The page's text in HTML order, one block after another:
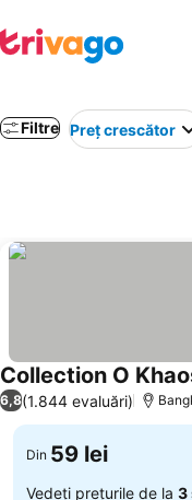
Filtre Preț crescător
Collection O
6,8(1.844 evaluări)
Din 59 lei
Vedeți prețurile de la 3